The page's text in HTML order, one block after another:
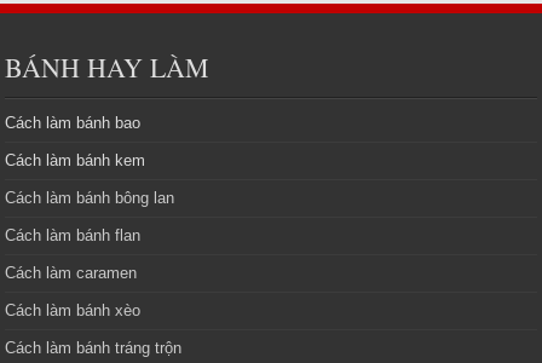
BÁNH HAY LÀM
Cách làm bánh bao
Cách làm bánh kem
Cách làm bánh bông lan
Cách làm bánh flan
Cách làm caramen
Cách làm bánh xèo
Cách làm bánh tráng trộn